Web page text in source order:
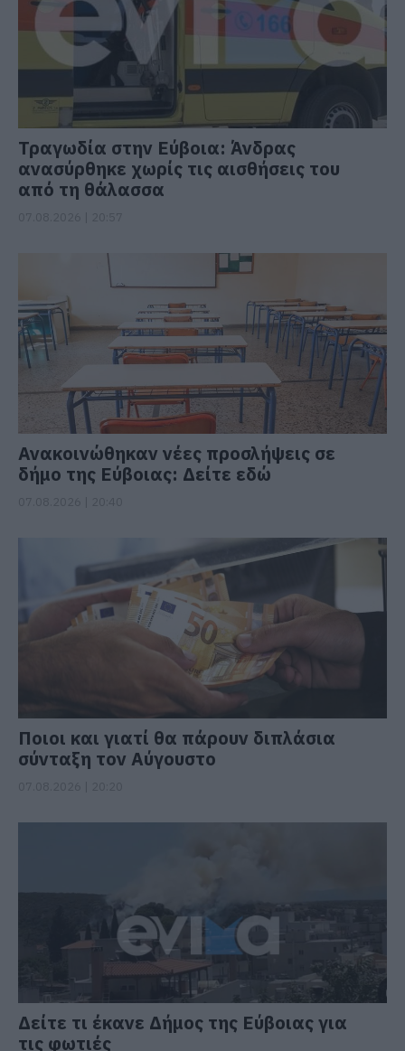
Τραγωδία στην Εύβοια: Άνδρας
ανασύρθηκε χωρίς τις αισθήσεις του
από τη θάλασσα
Ανακοινώθηκαν νέες προσλήψεις σε
δήμο της Εύβοιας: Δείτε εδώ
Ποιοι και γιατί θα πάρουν διπλάσια
σύνταξη τον Αύγουστο
Δείτε τι έκανε Δήμος της Εύβοιας για
τις φωτιές